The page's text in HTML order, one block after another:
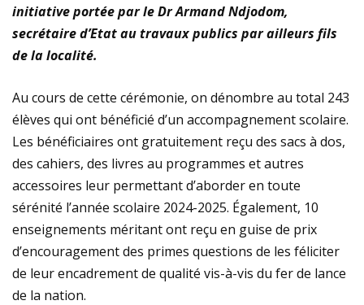
initiative portée par le Dr Armand Ndjodom,
secrétaire d’Etat au travaux publics par ailleurs fils
de la localité.
Au cours de cette cérémonie, on dénombre au total 243
élèves qui ont bénéficié d’un accompagnement scolaire.
Les bénéficiaires ont gratuitement reçu des sacs à dos,
des cahiers, des livres au programmes et autres
accessoires leur permettant d’aborder en toute
sérénité l’année scolaire 2024-2025. Également, 10
enseignements méritant ont reçu en guise de prix
d’encouragement des primes questions de les féliciter
de leur encadrement de qualité vis-à-vis du fer de lance
de la nation.